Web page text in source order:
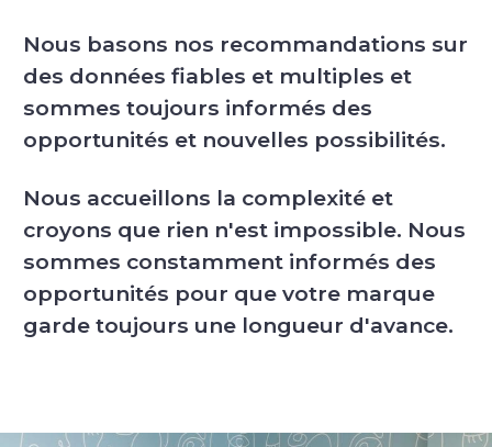
Nous basons nos recommandations sur
des données fiables et multiples et
sommes toujours informés des
opportunités et nouvelles possibilités.
Nous accueillons la complexité et
croyons que rien n'est impossible. Nous
sommes constamment informés des
opportunités pour que votre marque
garde toujours une longueur d'avance.